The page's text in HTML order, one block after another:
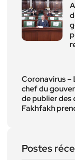
Coronavirus –
chef du
de publier des
Fakhfakh
Postes